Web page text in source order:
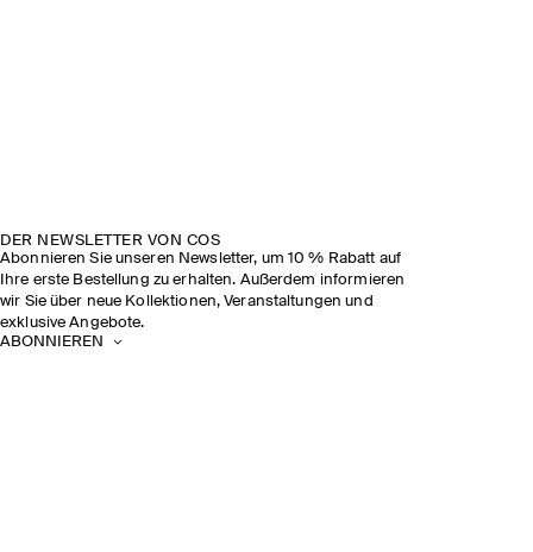
DER NEWSLETTER VON COS
Abonnieren Sie unseren Newsletter, um 10 % Rabatt auf
Ihre erste Bestellung zu erhalten. Außerdem informieren
wir Sie über neue Kollektionen, Veranstaltungen und
exklusive Angebote.
ABONNIEREN